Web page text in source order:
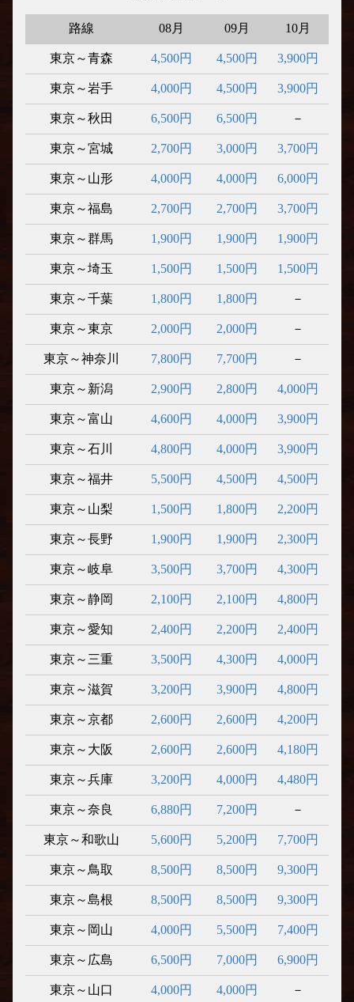
路線 08月 09月 10月
東京～青森 4,500円 4,500円 3,900円
東京～岩手 4,000円 4,500円 3,900円
東京～秋田 6,500円 6,500円 －
東京～宮城 2,700円 3,000円 3,700円
東京～山形 4,000円 4,000円 6,000円
東京～福島 2,700円 2,700円 3,700円
東京～群馬 1,900円 1,900円 1,900円
東京～埼玉 1,500円 1,500円 1,500円
東京～千葉 1,800円 1,800円 －
東京～東京 2,000円 2,000円 －
東京～神奈川 7,800円 7,700円 －
東京～新潟 2,900円 2,800円 4,000円
東京～富山 4,600円 4,000円 3,900円
東京～石川 4,800円 4,000円 3,900円
東京～福井 5,500円 4,500円 4,500円
東京～山梨 1,500円 1,800円 2,200円
東京～長野 1,900円 1,900円 2,300円
東京～岐阜 3,500円 3,700円 4,300円
東京～静岡 2,100円 2,100円 4,800円
東京～愛知 2,400円 2,200円 2,400円
東京～三重 3,500円 4,300円 4,000円
東京～滋賀 3,200円 3,900円 4,800円
東京～京都 2,600円 2,600円 4,200円
東京～大阪 2,600円 2,600円 4,180円
東京～兵庫 3,200円 4,000円 4,480円
東京～奈良 6,880円 7,200円 －
東京～和歌山 5,600円 5,200円 7,700円
東京～鳥取 8,500円 8,500円 9,300円
東京～島根 8,500円 8,500円 9,300円
東京～岡山 4,000円 5,500円 7,400円
東京～広島 6,500円 7,000円 6,900円
東京～山口 4,000円 4,000円 －